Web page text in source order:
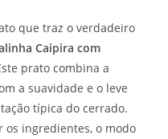
que traz o verdadeiro
Caipira com
prato combina a
a suavidade e o leve
típica do cerrado.
os ingredientes, o modo